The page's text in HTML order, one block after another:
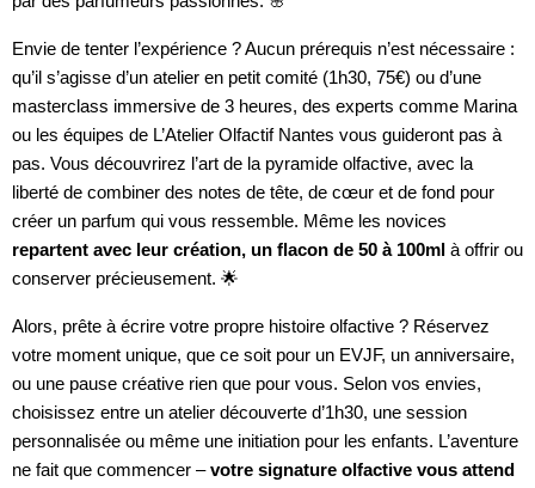
Envie de tenter l’expérience ? Aucun prérequis n’est nécessaire :
qu’il s’agisse d’un atelier en petit comité (1h30, 75€) ou d’une
masterclass immersive de 3 heures, des experts comme Marina
ou les équipes de L’Atelier Olfactif Nantes vous guideront pas à
pas. Vous découvrirez l’art de la pyramide olfactive, avec la
liberté de combiner des notes de tête, de cœur et de fond pour
créer un parfum qui vous ressemble. Même les novices
repartent avec leur création, un flacon de 50 à 100ml à offrir ou
conserver précieusement. 🌟
Alors, prête à écrire votre propre histoire olfactive ? Réservez
votre moment unique, que ce soit pour un EVJF, un anniversaire,
ou une pause créative rien que pour vous. Selon vos envies,
choisissez entre un atelier découverte d’1h30, une session
personnalisée ou même une initiation pour les enfants. L’aventure
ne fait que commencer –votre signature olfactive vous attend